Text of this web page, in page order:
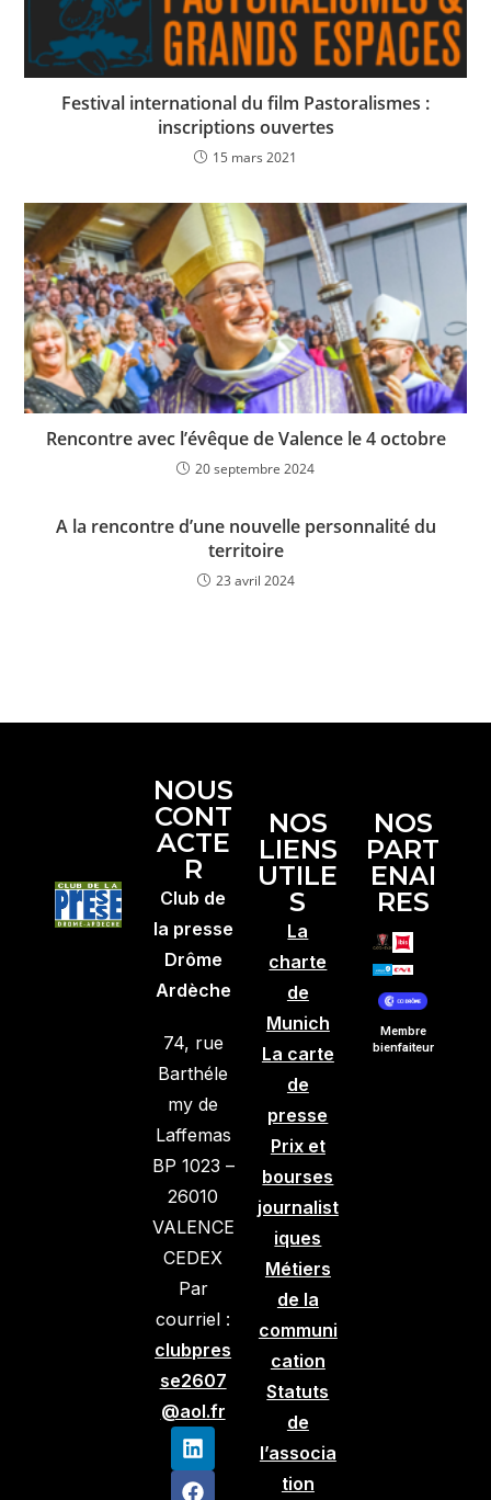
Festival international du film Pastoralismes :
inscriptions ouvertes
15 mars 2021
Rencontre avec l’évêque de Valence le 4 octobre
20 septembre 2024
A la rencontre d’une nouvelle personnalité du
territoire
23 avril 2024
NOUS
CONT
ACTE
R
Club de
la presse
Drôme
Ardèche
74, rue
Barthéle
my de
Laffemas
BP 1023 –
26010
VALENCE
CEDEX
Par
courriel :
clubpres
se2607
@aol.fr
NOS
LIENS
UTILE
S
La
charte
de
Munich
La carte
de
presse
Prix et
bourses
journalist
iques
Métiers
de la
communi
cation
Statuts
de
l’associa
tion
NOS
PART
ENAI
RES
Membre
bienfaiteur